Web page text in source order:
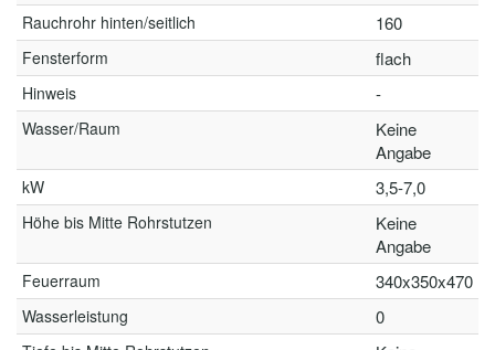
Rauchrohr hinten/seitlich 160
Fensterform flach
Hinweis -
Wasser/Raum
Keine
Angabe
kW 3,5-7,0
Höhe bis Mitte Rohrstutzen
Keine
Angabe
Feuerraum 340x350x470
Wasserleistung 0